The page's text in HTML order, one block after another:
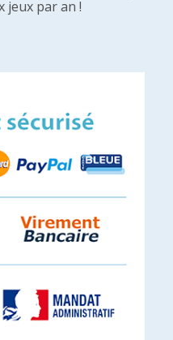
jeux par an !